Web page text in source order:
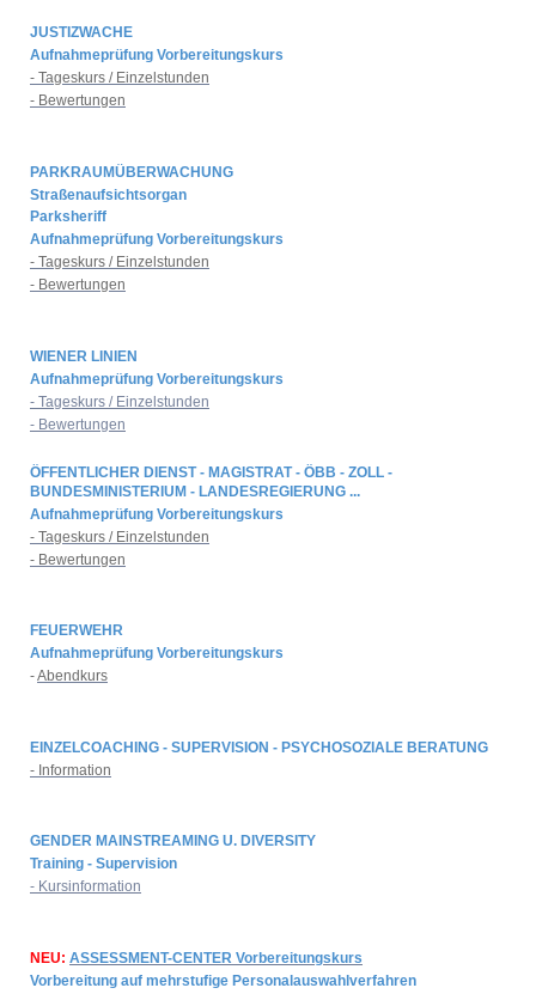
JUSTIZWACHE
Aufnahmeprüfung Vorbereitungskurs
- Tageskurs / Einzelstunden
- Bewertungen
PARKRAUMÜBERWACHUNG
Straßenaufsichtsorgan
Parksheriff
Aufnahmeprüfung Vorbereitungskurs
- Tageskurs / Einzelstunden
- Bewertungen
WIENER LINIEN
Aufnahmeprüfung Vorbereitungskurs
- Tageskurs / Einzelstunden
- Bewertungen
ÖFFENTLICHER DIENST - MAGISTRAT - ÖBB - ZOLL -
BUNDESMINISTERIUM - LANDESREGIERUNG ...
Aufnahmeprüfung Vorbereitungskurs
- Tageskurs / Einzelstunden
- Bewertungen
FEUERWEHR
Aufnahmeprüfung Vorbereitungskurs
-Abendkurs
EINZELCOACHING - SUPERVISION - PSYCHOSOZIALE BERATUNG
- Information
GENDER MAINSTREAMING U. DIVERSITY
Training - Supervision
- Kursinformation
NEU: ASSESSMENT-CENTER Vorbereitungskurs
Vorbereitung auf mehrstufige Personalauswahlverfahren